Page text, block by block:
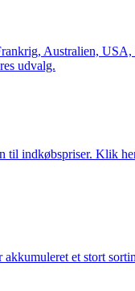
Australien,
udvalg.
indkøbspriser. Klik
et stort